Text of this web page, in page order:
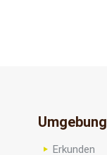
Umgebung
Erkunden